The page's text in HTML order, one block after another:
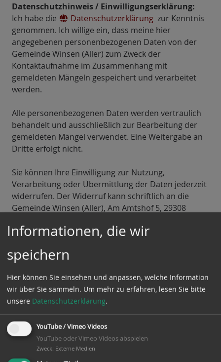
Datenschutzhinweis / Einwilligungserklärung:
Ich habe die
Datenschutzerklärung zur Kenntnis
genommen. Ich willige ein, dass meine hier
angegebenen personenbezogenen Daten von der
Gemeinde Winsen (Aller) zum Zweck der
Kontaktaufnahme im Zusammenhang mit
gemeldeten Mängeln gespeichert und verarbeitet
werden.
Alle personenbezogenen Daten werden vertraulich
behandelt und ausschließlich zur Bearbeitung der
gemeldeten Mängel verwendet. Eine Weitergabe an
Dritte erfolgt nicht.
Sie können Ihre Einwilligung zur Nutzung,
Verarbeitung oder Übermittlung der Daten jederzeit
widerrufen. Der Widerruf kann schriftlich an die
Gemeinde Winsen (Aller), Am Amtshof 5, 29308
datenschutz(at)winsen-aller.deerfolgen.
Ich stimme der Datenschutzerklärung zu.*
Wissenwertes
Informationen, die wir
speichern
Hier können Sie einsehen und anpassen, welche Information
wir über Sie sammeln. Um mehr zu erfahren, lesen Sie bitte
unsere Datenschutzerklärung.
YouTube / Vimeo Videos
YouTube oder Vimeo Videos abspielen
Zweck: Externe Medien